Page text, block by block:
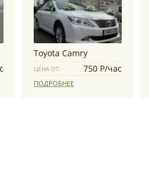
Toyota Camry
ЦЕНА ОТ: 750 Р/час
ПОДРОБНЕЕ